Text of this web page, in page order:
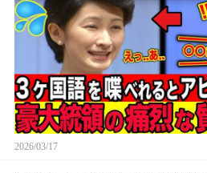
2026/03/17